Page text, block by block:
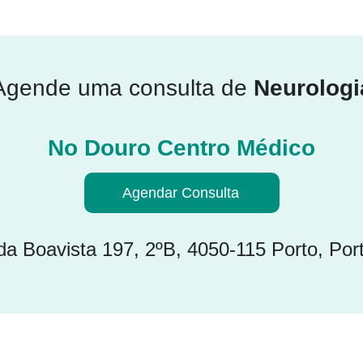
uma consulta de
No Douro Centro Médico
Agendar Consulta
Boavista 197, 2ºB, 4050-115 Porto,